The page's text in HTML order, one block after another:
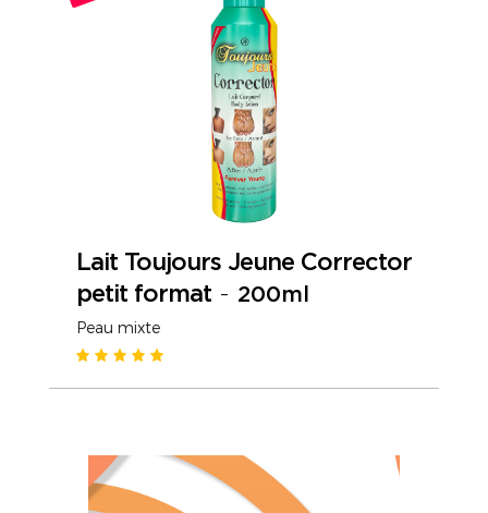
Lait Toujours Jeune Corrector
petit format- 200ml
Peau mixte